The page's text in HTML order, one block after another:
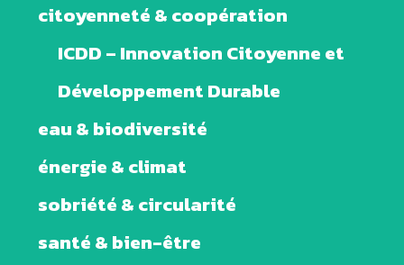
citoyenneté & coopération
ICDD – Innovation Citoyenne et
Développement Durable
eau & biodiversité
énergie & climat
sobriété & circularité
santé & bien-être